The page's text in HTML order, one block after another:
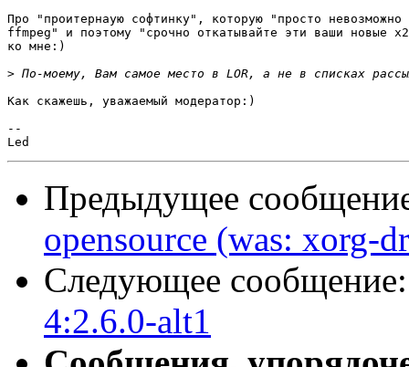
Про "проитернаую софтинку", которую "просто
ffmpeg" и поэтому "срочно откатывайте эти ваши
ко мне:)
>
Как скажешь, уважаемый модератор:)
--
Предыдущее
opensource (was: xorg-
Следующее
4:2.6.0-alt1